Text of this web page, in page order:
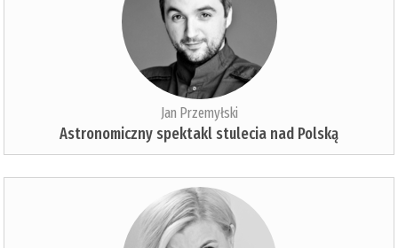
Jan Przemyłski
Astronomiczny spektakl stulecia nad Polską